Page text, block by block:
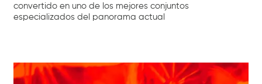
convertido en uno de los mejores conjuntos
especializados del panorama actual